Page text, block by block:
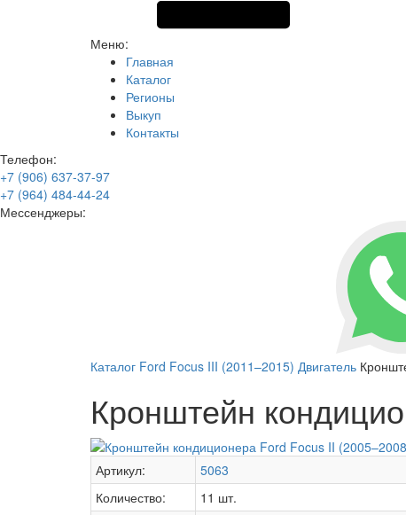
Меню:
Главная
Каталог
Регионы
Выкуп
Контакты
Телефон:
+7 (906) 637-37-97
+7 (964) 484-44-24
Мессенджеры:
Каталог Ford Focus III (2011–2015) Двигатель
Кронштейн
Артикул:
5063
Количество:
11 шт.